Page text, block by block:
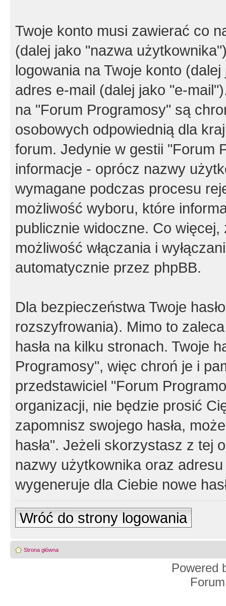
Twoje konto musi zawierać co
(dalej jako "nazwa
logowania na Twoje konto
adres e-mail (dalej jako "e-
na "Forum Programosy" są
osobowych odpowiednią dla
forum. Jedynie w gestii "Forum
informacje - oprócz nazwy
wymagane podczas procesu
możliwość wyboru, które
publicznie widoczne. Co
możliwość włączania i
automatycznie przez phpBB.
Dla bezpieczeństwa Twoje
rozszyfrowania). Mimo to
hasła na kilku stronach. Twoje
Programosy", więc chroń je i
przedstawiciel "Forum
organizacji, nie będzie prosić
zapomnisz swojego hasła,
hasła". Jeżeli skorzystasz z tej
nazwy użytkownika oraz
wygeneruje dla Ciebie nowe
Wróć do strony logowania
Strona główna
Powered